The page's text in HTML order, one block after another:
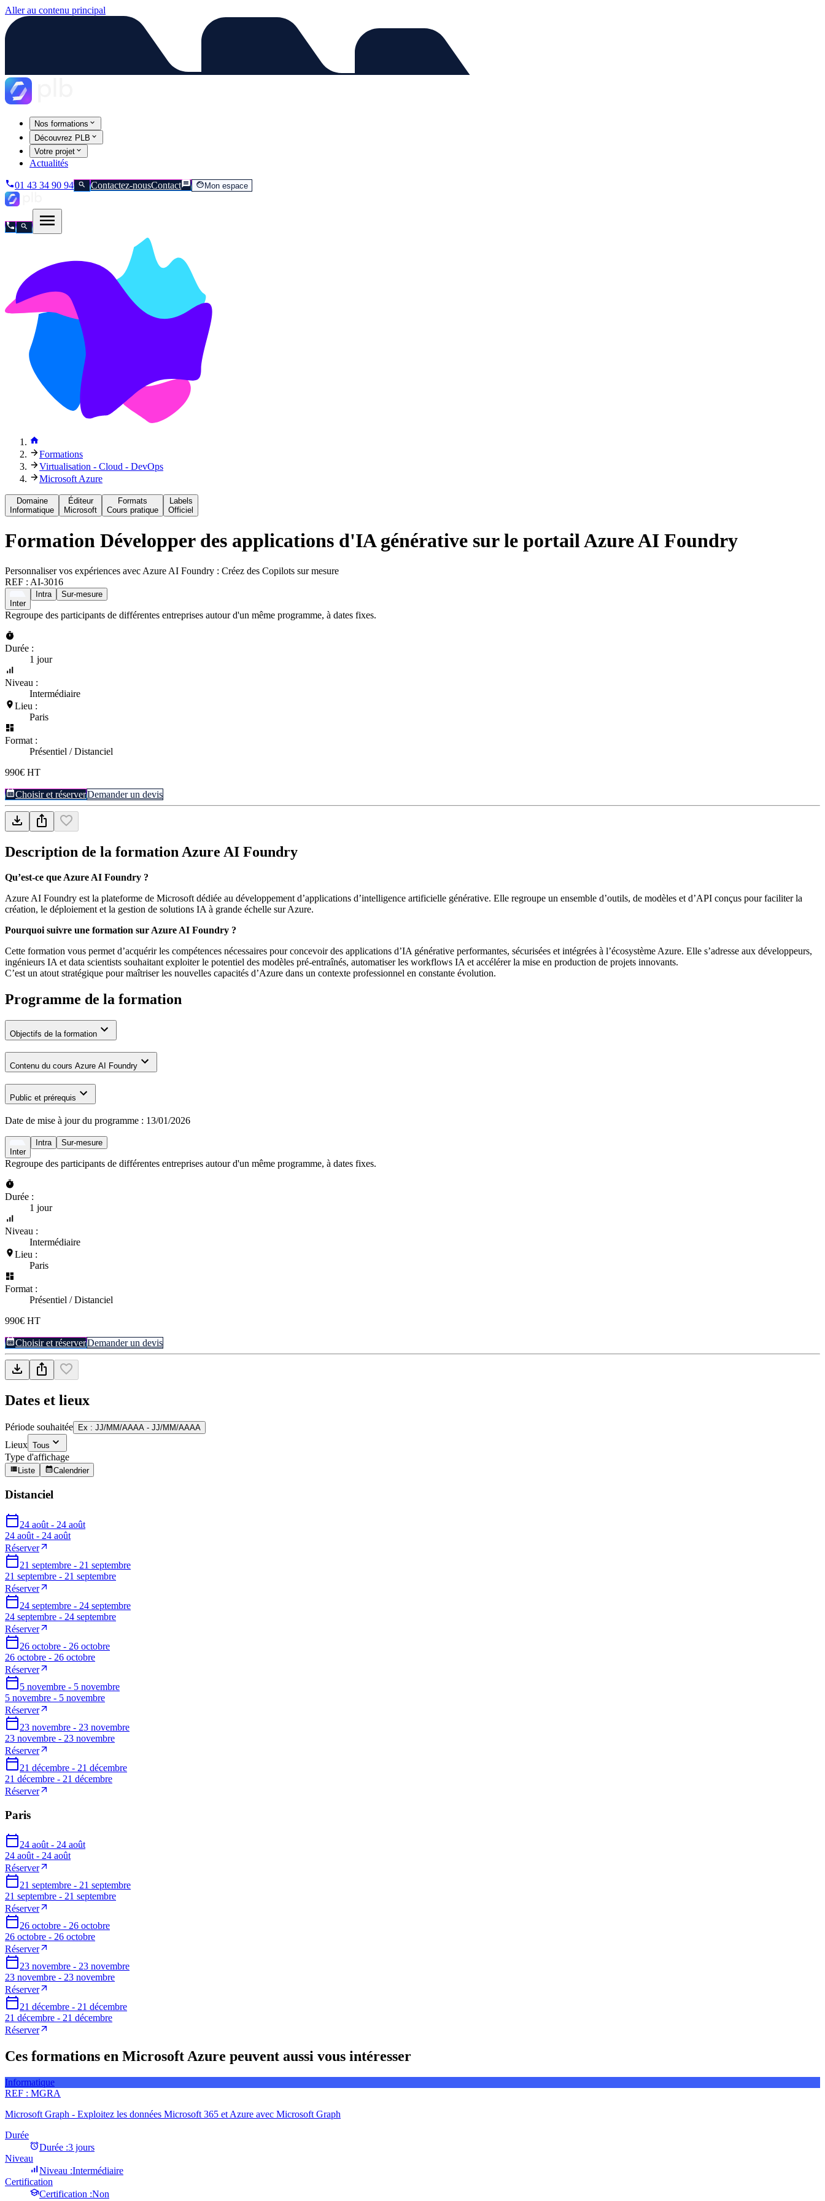
Aller au contenu principal
Nos formations
Découvrez PLB
Votre projet
Actualités
01 43 34 90 94 Contactez-nousContact Mon espace
Formations
Virtualisation - Cloud - DevOps
Microsoft Azure
Domaine
Informatique
Éditeur
Microsoft
Formats
Cours pratique
Labels
Officiel
Formation Développer des applications d'IA générative sur le portail Azure AI Foundry
Personnaliser vos expériences avec Azure AI Foundry : Créez des Copilots sur mesure
REF : AI-3016
Inter
Intra Sur-mesure
Regroupe des participants de différentes entreprises autour d'un même programme, à dates fixes.
Durée :
1 jour
Niveau :
Intermédiaire
Lieu :
Paris
Format :
Présentiel / Distanciel
990€ HT
Choisir et réserverDemander un devis
Description de la formation Azure AI Foundry
Qu’est-ce que Azure AI Foundry ?
Azure AI Foundry est la plateforme de Microsoft dédiée au développement d’applications d’intelligence artificielle générative. Elle regroupe un ensemble d’outils, de modèles et d’API conçus pour faciliter la
création, le déploiement et la gestion de solutions IA à grande échelle sur Azure.
Pourquoi suivre une formation sur Azure AI Foundry ?
Cette formation vous permet d’acquérir les compétences nécessaires pour concevoir des applications d’IA générative performantes, sécurisées et intégrées à l’écosystème Azure. Elle s’adresse aux développeurs,
ingénieurs IA et data scientists souhaitant exploiter le potentiel des modèles pré-entraînés, automatiser les workflows IA et accélérer la mise en production de projets innovants.
C’est un atout stratégique pour maîtriser les nouvelles capacités d’Azure dans un contexte professionnel en constante évolution.
Programme de la formation
Objectifs de la formation
Contenu du cours Azure AI Foundry
Public et prérequis
Date de mise à jour du programme : 13/01/2026
Inter
Intra Sur-mesure
Regroupe des participants de différentes entreprises autour d'un même programme, à dates fixes.
Durée :
1 jour
Niveau :
Intermédiaire
Lieu :
Paris
Format :
Présentiel / Distanciel
990€ HT
Choisir et réserverDemander un devis
Dates et lieux
Période souhaitée Ex : JJ/MM/AAAA - JJ/MM/AAAA
Lieux Tous
Type d'affichage
Liste Calendrier
Distanciel
24 août - 24 août
24 août - 24 août
Réserver
21 septembre - 21 septembre
21 septembre - 21 septembre
Réserver
24 septembre - 24 septembre
24 septembre - 24 septembre
Réserver
26 octobre - 26 octobre
26 octobre - 26 octobre
Réserver
5 novembre - 5 novembre
5 novembre - 5 novembre
Réserver
23 novembre - 23 novembre
23 novembre - 23 novembre
Réserver
21 décembre - 21 décembre
21 décembre - 21 décembre
Réserver
Paris
24 août - 24 août
24 août - 24 août
Réserver
21 septembre - 21 septembre
21 septembre - 21 septembre
Réserver
26 octobre - 26 octobre
26 octobre - 26 octobre
Réserver
23 novembre - 23 novembre
23 novembre - 23 novembre
Réserver
21 décembre - 21 décembre
21 décembre - 21 décembre
Réserver
Ces formations en Microsoft Azure peuvent aussi vous intéresser
Informatique
REF : MGRA
Microsoft Graph - Exploitez les données Microsoft 365 et Azure avec Microsoft Graph
Durée
Durée :3 jours
Niveau
Niveau :Intermédiaire
Certification
Certification :Non